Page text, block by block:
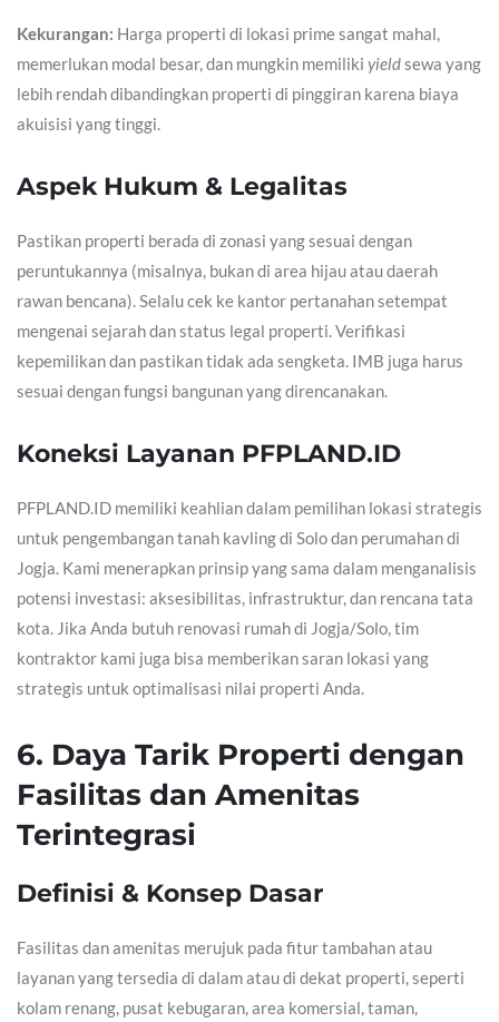
Kekurangan: Harga properti di lokasi prime sangat mahal,
memerlukan modal besar, dan mungkin memiliki yieldsewa yang
lebih rendah dibandingkan properti di pinggiran karena biaya
akuisisi yang tinggi.
Aspek Hukum & Legalitas
Pastikan properti berada di zonasi yang sesuai dengan
peruntukannya (misalnya, bukan di area hijau atau daerah
rawan bencana). Selalu cek ke kantor pertanahan setempat
mengenai sejarah dan status legal properti. Verifikasi
kepemilikan dan pastikan tidak ada sengketa. IMB juga harus
sesuai dengan fungsi bangunan yang direncanakan.
Koneksi Layanan PFPLAND.ID
PFPLAND.ID memiliki keahlian dalam pemilihan lokasi strategis
untuk pengembangan tanah kavling di Solo dan perumahan di
Jogja. Kami menerapkan prinsip yang sama dalam menganalisis
potensi investasi: aksesibilitas, infrastruktur, dan rencana tata
kota. Jika Anda butuh renovasi rumah di Jogja/Solo, tim
kontraktor kami juga bisa memberikan saran lokasi yang
strategis untuk optimalisasi nilai properti Anda.
6. Daya Tarik Properti dengan
Fasilitas dan Amenitas
Terintegrasi
Definisi & Konsep Dasar
Fasilitas dan amenitas merujuk pada fitur tambahan atau
layanan yang tersedia di dalam atau di dekat properti, seperti
kolam renang, pusat kebugaran, area komersial, taman,